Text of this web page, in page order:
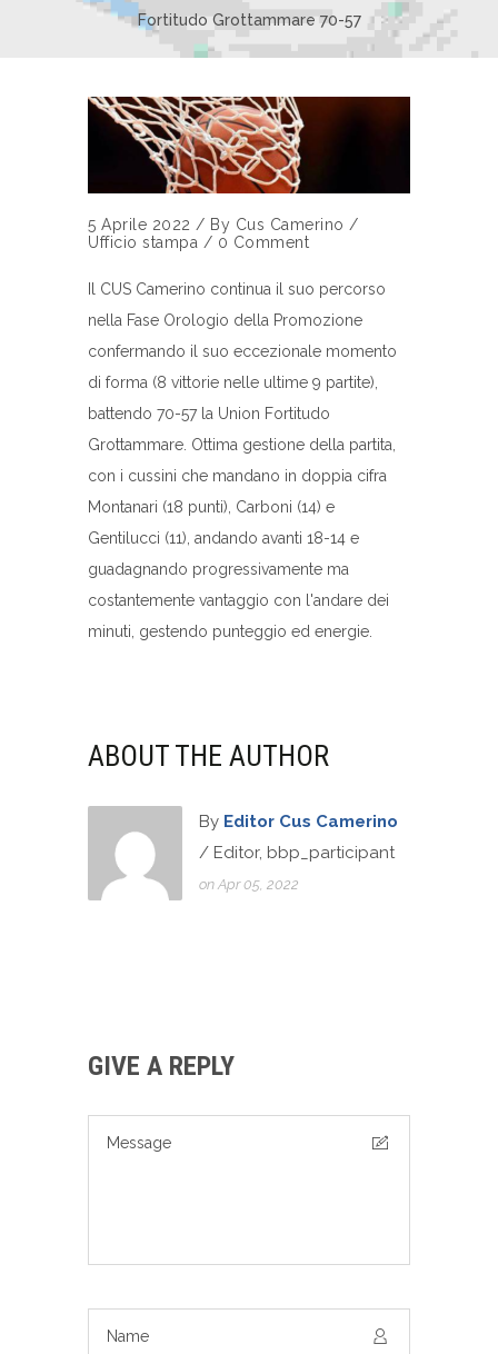
Fortitudo Grottammare 70-57
5 Aprile 2022 / By Cus Camerino /
Ufficio stampa / 0 Comment
Il CUS Camerino continua il suo percorso
nella Fase Orologio della Promozione
confermando il suo eccezionale momento
di forma (8 vittorie nelle ultime 9 partite),
battendo 70-57 la Union Fortitudo
Grottammare. Ottima gestione della partita,
con i cussini che mandano in doppia cifra
Montanari (18 punti), Carboni (14) e
Gentilucci (11), andando avanti 18-14 e
guadagnando progressivamente ma
costantemente vantaggio con l'andare dei
minuti, gestendo punteggio ed energie.
ABOUT THE AUTHOR
By Editor Cus Camerino
/ Editor, bbp_participant
on Apr 05, 2022
GIVE A REPLY